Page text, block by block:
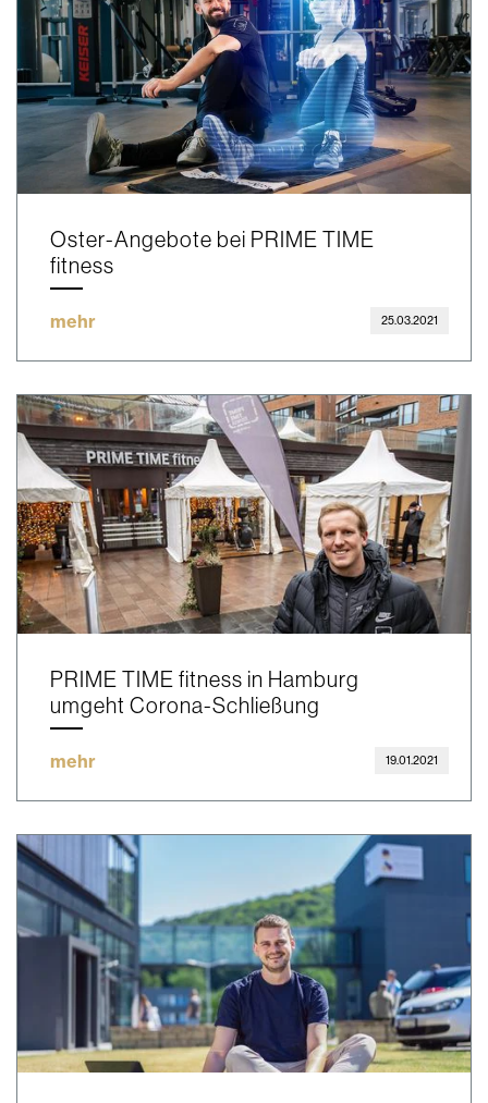
Oster-Angebote bei PRIME TIME
fitness
mehr 25.03.2021
PRIME TIME fitness in Hamburg
umgeht Corona-Schließung
mehr 19.01.2021